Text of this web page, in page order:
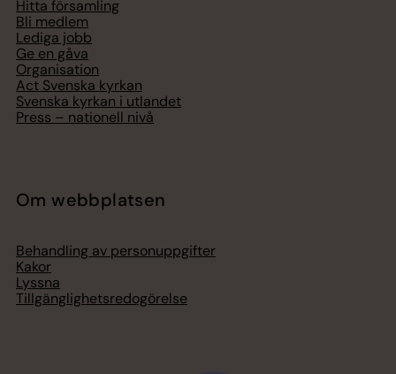
Hitta församling
Bli medlem
Lediga jobb
Ge en gåva
Organisation
Act Svenska kyrkan
Svenska kyrkan i utlandet
Press – nationell nivå
Om webbplatsen
Behandling av personuppgifter
Kakor
Lyssna
Tillgänglighetsredogörelse